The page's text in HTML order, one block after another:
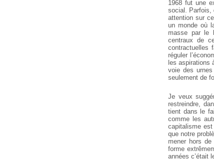
1968 fut une
social. Parfois,
attention sur
un monde où
masse par le
centraux de
contractuelles
réguler
les aspirations
voie des
seulement de
Je veux
restreindre,
tient dans le
comme les
capitalisme
que notre
mener hors
forme
années c’était